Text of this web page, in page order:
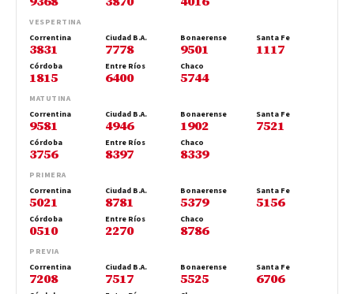
VESPERTINA
Correntina
3831
Ciudad B.A.
7778
Bonaerense
9501
Santa Fe
1117
Córdoba
1815
Entre Ríos
6400
Chaco
5744
MATUTINA
Correntina
9581
Ciudad B.A.
4946
Bonaerense
1902
Santa Fe
7521
Córdoba
3756
Entre Ríos
8397
Chaco
8339
PRIMERA
Correntina
5021
Ciudad B.A.
8781
Bonaerense
5379
Santa Fe
5156
Córdoba
0510
Entre Ríos
2270
Chaco
8786
PREVIA
Correntina
7208
Ciudad B.A.
7517
Bonaerense
5525
Santa Fe
6706